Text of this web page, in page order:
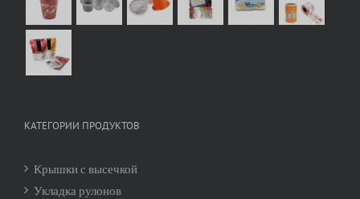
КАТЕГОРИИ ПРОДУКТОВ
Крышки с высечкой
Укладка рулонов